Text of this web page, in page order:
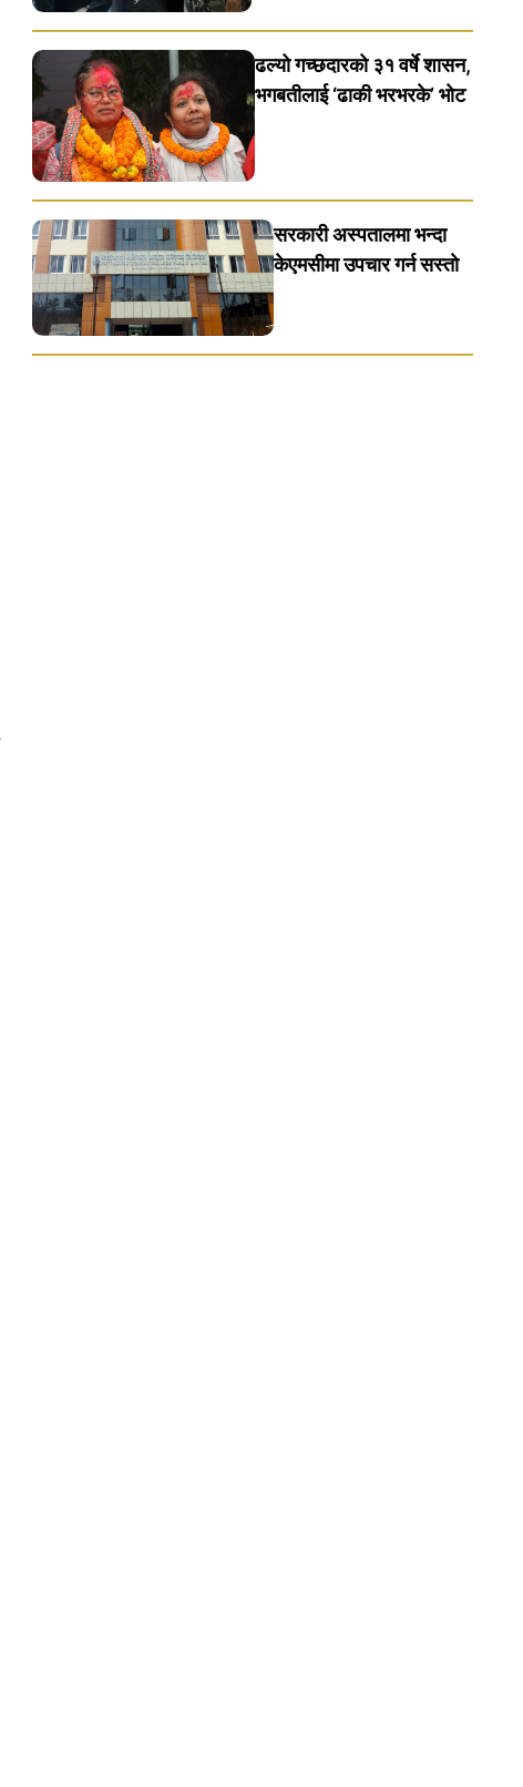
ढल्यो गच्छदारको ३१ वर्षे शासन,
भगबतीलाई ‘ढाकी भरभरके’ भाेट
सरकारी अस्पतालमा भन्दा
केएमसीमा उपचार गर्न सस्ताे